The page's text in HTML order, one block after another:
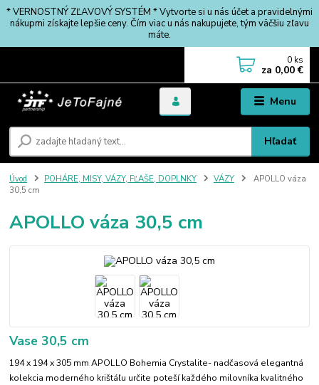
* VERNOSTNÝ ZĽAVOVÝ SYSTÉM * Vytvorte si u nás účet a pravidelnými
nákupmi získajte lepšie ceny. Čím viac u nás nakupujete, tým väčšiu zľavu
máte.
Menu
Hľadať
0 ks
za 0,00 €
Úvod POHÁRE, MISY, VÁZY, FĽAŠE, DOPLNKY VÁZY
APOLLO váza
30,5 cm
APOLLO váza 30,5 cm
Vase 30,5 cm
194 x 194 x 305 mm APOLLO Bohemia Crystalite- nadčasová elegantná
kolekcia moderného krištáľu určite poteší každého milovníka kvalitného